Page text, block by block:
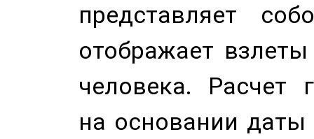
представляет
отображает
человека. Расчет
на основании